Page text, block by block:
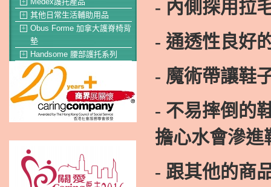
＋
＋ 其他日常生活輔助用品
＋
Obus Forme 加拿大護脊椅背
墊
＋ Handsome 腰部護托系列
- 內側探用拉
- 通透性良好
- 魔術帶讓鞋
- 不易摔倒的
擔心水會滲進
- 跟其他的商